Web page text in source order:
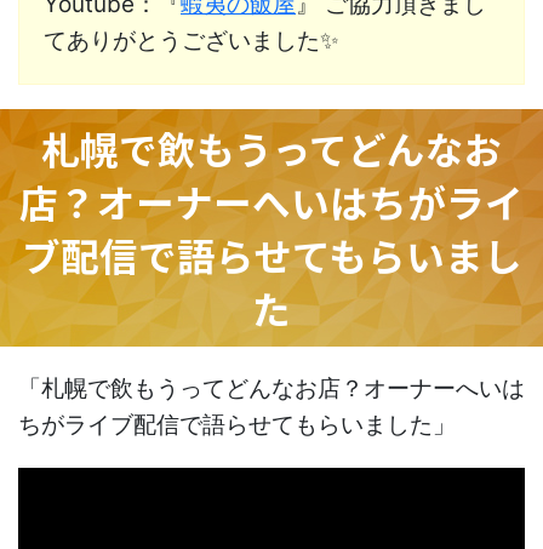
てありがとうございました✨
札幌で飲もうってどんなお
店？オーナーへいはちがライ
ブ配信で語らせてもらいまし
た
「札幌で飲もうってどんなお店？オーナーへいは
ちがライブ配信で語らせてもらいました」